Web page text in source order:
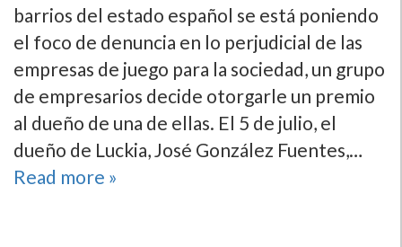
barrios del estado español se está poniendo
el foco de denuncia en lo perjudicial de las
empresas de juego para la sociedad, un grupo
de empresarios decide otorgarle un premio
al dueño de una de ellas. El 5 de julio, el
dueño de Luckia, José González Fuentes,…
Read more »